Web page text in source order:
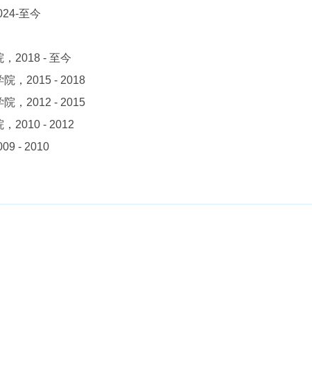
至今
2018 - 至今
院，2015 - 2018
院，2012 - 2015
，2010 - 2012
- 2010